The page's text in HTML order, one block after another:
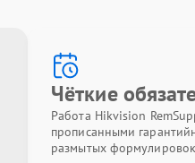
Чёткие
Работа Hikvision
прописанными
размытых